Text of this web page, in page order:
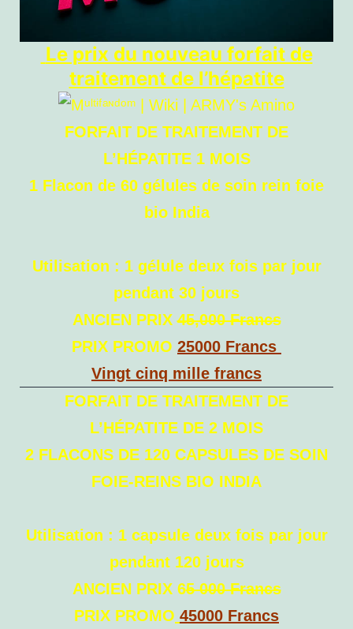
Le prix du nouveau forfait de
traitement de l’hépatite
FORFAIT DE TRAITEMENT DE
L’HÉPATITE 1 MOIS
1 Flacon de 60 gélules de soin rein foie
bio India
Utilisation : 1 gélule deux fois par jour
pendant 30 jours
ANCIEN PRIX45,000 Francs
PRIX PROMO 25000 Francs
Vingt cinq mille francs
FORFAIT DE TRAITEMENT DE
L’HÉPATITE DE 2 MOIS
2 FLACONS DE 120 CAPSULES DE SOIN
FOIE-REINS BIO INDIA
Utilisation : 1 capsule deux fois par jour
pendant 120 jours
ANCIEN PRIX 65 000 Francs
PRIX PROMO 45000 Francs